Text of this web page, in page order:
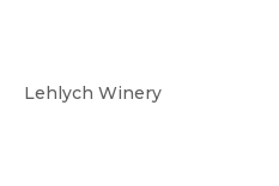
Lehlych Winery